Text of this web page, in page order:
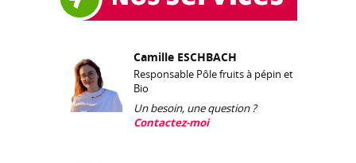
Camille ESCHBACH
Responsable Pôle fruits à pépin et
Bio
Un besoin, une question ?
Contactez-moi